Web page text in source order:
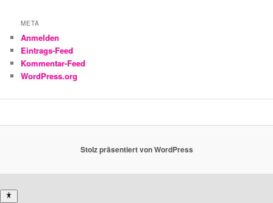
META
Anmelden
Eintrags-Feed
Kommentar-Feed
WordPress.org
Stolz präsentiert von WordPress